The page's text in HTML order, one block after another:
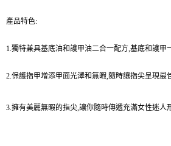
台新國際商業銀行
每筆NT$9,999
測試中請勿選取(萊爾富)
付款後7-11取貨
產品特色:
1. 獨特兼具基底油和護甲油二合一配方,基底和護甲
2.保護指甲增添甲面光澤和無暇,隨時讓指尖呈現最
3. 擁有美麗無暇的指尖,讓你隨時傳遞充滿女性迷人